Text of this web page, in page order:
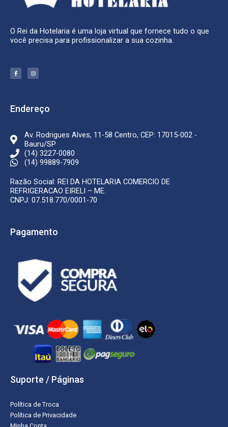
O Rei da Hotelaria é uma loja virtual que fornece tudo o que
você precisa para profissionalizar a sua cozinha.
F
a
c
k
-
I
n
s
m
Endereço
Av. Rodrigues Alves, 11-58 Centro, CEP: 17015-002 -
Bauru/SP
(14) 3227-0080
(14) 99889-7909
Razão Social: REI DA HOTELARIA COMERCIO DE
REFRIGERACAO EIRELI – ME.
CNPJ: 07.518.770/0001-70
Pagamento
Suporte / Páginas
Política de Troca
Política de Privacidade